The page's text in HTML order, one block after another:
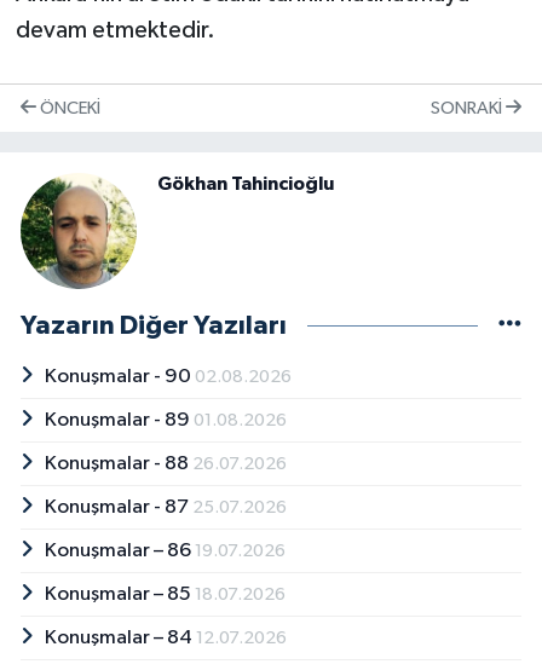
devam etmektedir.
ÖNCEKI SONRAKI
Gökhan Tahincioğlu
Yazarın Diğer Yazıları
Konuşmalar - 90 02.08.2026
Konuşmalar - 89 01.08.2026
Konuşmalar - 88 26.07.2026
Konuşmalar - 87 25.07.2026
Konuşmalar – 86 19.07.2026
Konuşmalar – 85 18.07.2026
Konuşmalar – 84 12.07.2026